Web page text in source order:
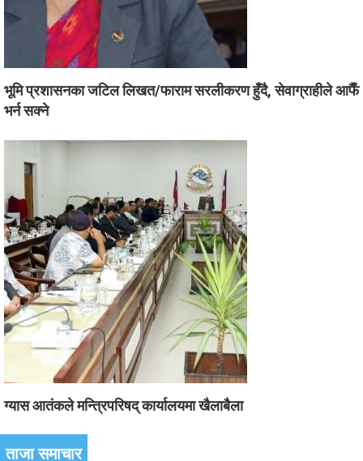
भूमि प्रशासनका जटिल लिखत/फाराम सरलीकरण हुँदै, सेवाग्राहीले आफैँ
भर्न सक्ने
ग्यास आतंकले मन्त्रिपरिषद् कार्यालयमा खैलाबैला
ताजा समाचार